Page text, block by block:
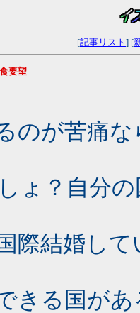
[記事リスト ] [
要望
のが苦痛な
ょ？自分
際結婚し
きる国が